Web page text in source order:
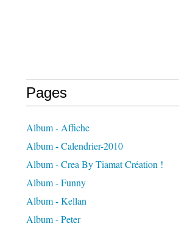
Pages
Album - Affiche
Album - Calendrier-2010
Album - Crea By Tiamat Création !
Album - Funny
Album - Kellan
Album - Peter